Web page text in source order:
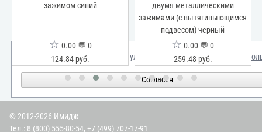
зажимом синий
☆ 0.00 💬 0
124.84 руб.
двумя металлическими
зажимами (с вытягивыющимся
подвесом) черный
☆ 0.00 💬 0
259.48 руб.
Мы используем куки для улучшения вашего опыта. Узнать
Согласен
© 2012-2026 Имидж
Тел.: 8 (800) 555-80-54, +7 (499) 707-17-91